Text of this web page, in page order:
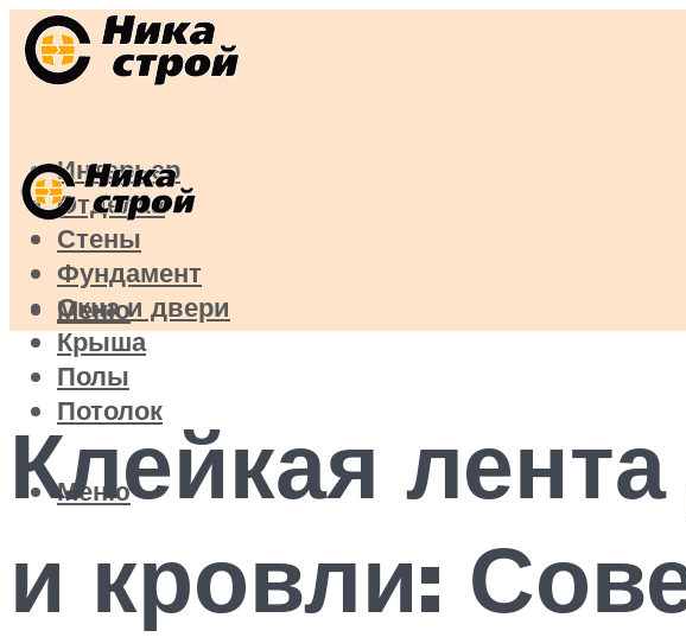
Интерьер
Отделка
Стены
Фундамент
Окна и двери
Крыша
Полы
Потолок
Меню
Меню
Клейкая
и кровли: